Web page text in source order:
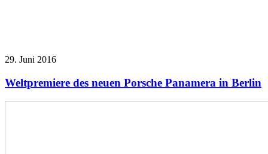
29. Juni 2016
Weltpremiere des neuen Porsche Panamera in Berlin